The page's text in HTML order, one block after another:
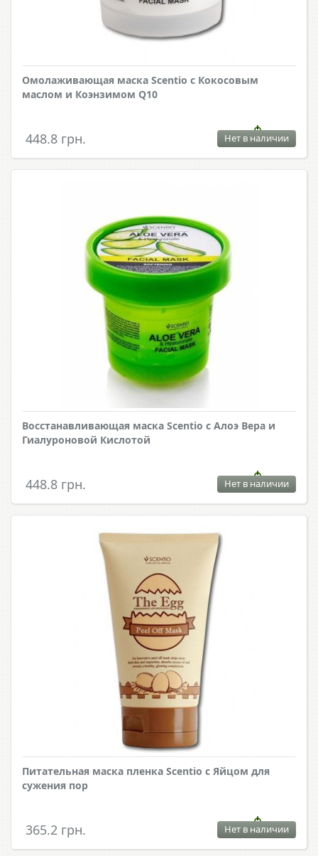
Омолаживающая маска Scentio с Кокосовым
маслом и Коэнзимом Q10
448.8 грн. Нет в наличии
Восстанавливающая маска Scentio с Алоэ Вера и
Гиалуроновой Кислотой
448.8 грн. Нет в наличии
Питательная маска пленка Scentio с Яйцом для
сужения пор
365.2 грн. Нет в наличии